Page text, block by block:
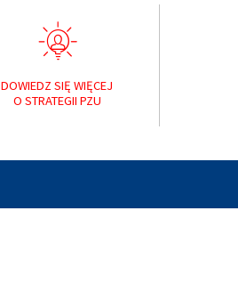
DOWIEDZ SIĘ WIĘCEJ
O STRATEGII PZU